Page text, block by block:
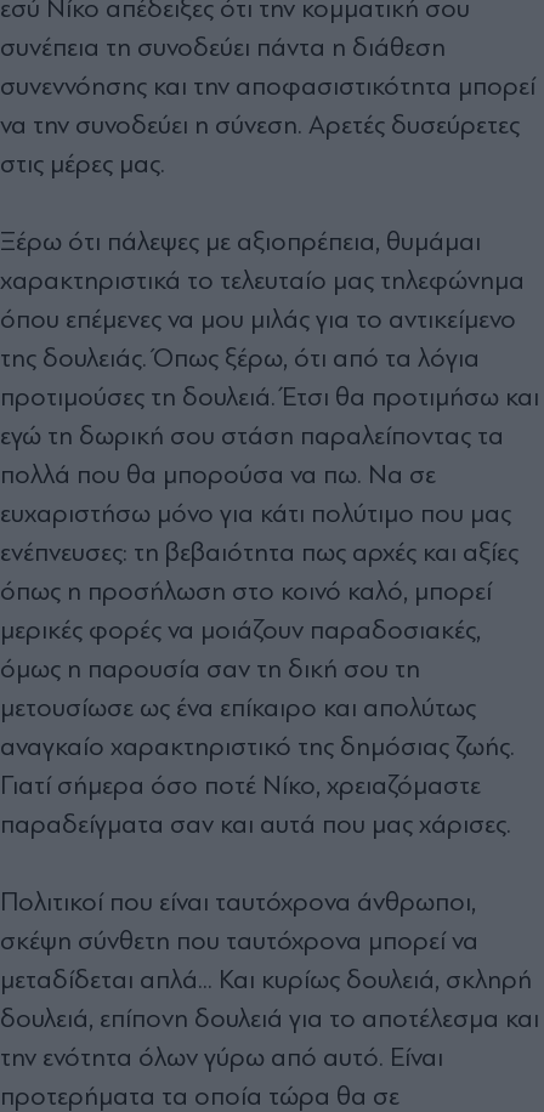
εσύ Νίκο απέδειξες ότι την κομματική σου
συνέπεια τη συνοδεύει πάντα η διάθεση
συνεννόησης και την αποφασιστικότητα μπορεί
να την συνοδεύει η σύνεση. Αρετές δυσεύρετες
στις μέρες μας.
Ξέρω ότι πάλεψες με αξιοπρέπεια, θυμάμαι
χαρακτηριστικά το τελευταίο μας τηλεφώνημα
όπου επέμενες να μου μιλάς για το αντικείμενο
της δουλειάς. Όπως ξέρω, ότι από τα λόγια
προτιμούσες τη δουλειά. Έτσι θα προτιμήσω και
εγώ τη δωρική σου στάση παραλείποντας τα
πολλά που θα μπορούσα να πω. Να σε
ευχαριστήσω μόνο για κάτι πολύτιμο που μας
ενέπνευσες: τη βεβαιότητα πως αρχές και αξίες
όπως η προσήλωση στο κοινό καλό, μπορεί
μερικές φορές να μοιάζουν παραδοσιακές,
όμως η παρουσία σαν τη δική σου τη
μετουσίωσε ως ένα επίκαιρο και απολύτως
αναγκαίο χαρακτηριστικό της δημόσιας ζωής.
Γιατί σήμερα όσο ποτέ Νίκο, χρειαζόμαστε
παραδείγματα σαν και αυτά που μας χάρισες.
Πολιτικοί που είναι ταυτόχρονα άνθρωποι,
σκέψη σύνθετη που ταυτόχρονα μπορεί να
μεταδίδεται απλά... Και κυρίως δουλειά, σκληρή
δουλειά, επίπονη δουλειά για το αποτέλεσμα και
την ενότητα όλων γύρω από αυτό. Είναι
προτερήματα τα οποία τώρα θα σε